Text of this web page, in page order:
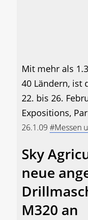
Mit mehr als
40 Ländern, ist
22. bis 26.
Expositions,
26.1.09 #Messen
Sky
neue
M320 an